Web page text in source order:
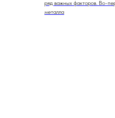
ряд важных факторов. Во-
металла